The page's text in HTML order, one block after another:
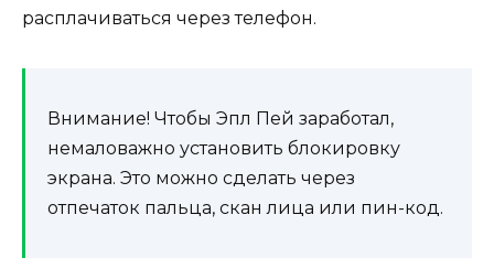
расплачиваться через телефон.
Внимание! Чтобы Эпл Пей заработал,
немаловажно установить блокировку
экрана. Это можно сделать через
отпечаток пальца, скан лица или пин-код.